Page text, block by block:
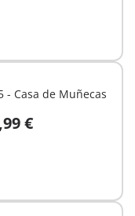
- Casa de Muñecas
€
cesta